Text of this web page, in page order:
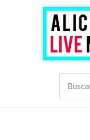
esta